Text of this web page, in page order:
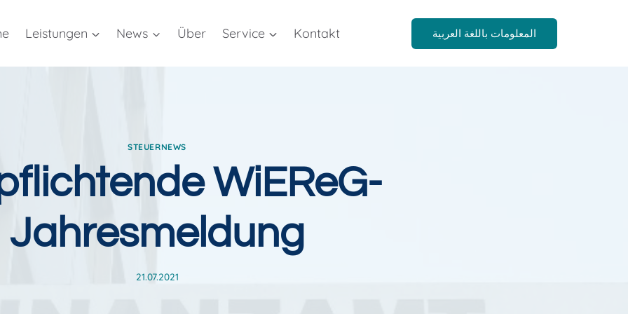
Leistungen News Über Service Kontakt المعلومات باللغة العربية
STEUERNEWS
WiEReG-
Jahresmeldung
21.07.2021